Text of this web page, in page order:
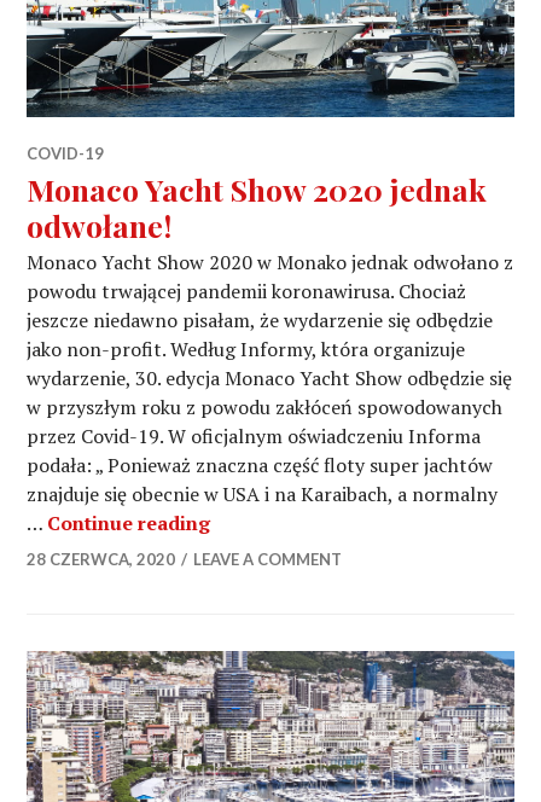
COVID-19
Monaco Yacht Show 2020 jednak
odwołane!
Monaco Yacht Show 2020 w Monako jednak odwołano z
powodu trwającej pandemii koronawirusa. Chociaż
jeszcze niedawno pisałam, że wydarzenie się odbędzie
jako non-profit. Według Informy, która organizuje
wydarzenie, 30. edycja Monaco Yacht Show odbędzie się
w przyszłym roku z powodu zakłóceń spowodowanych
przez Covid-19. W oficjalnym oświadczeniu Informa
podała: „ Ponieważ znaczna część floty super jachtów
znajduje się obecnie w USA i na Karaibach, a normalny
… Continue readingMonaco Yacht Show 2020 jednak
28 CZERWCA, 2020 LEAVE A COMMENT